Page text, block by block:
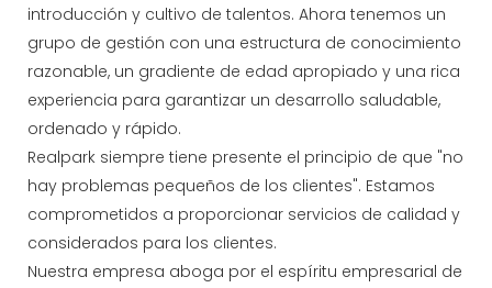
introducción y cultivo de talentos. Ahora tenemos un
grupo de gestión con una estructura de conocimiento
razonable, un gradiente de edad apropiado y una rica
experiencia para garantizar un desarrollo saludable,
ordenado y rápido.
Realpark siempre tiene presente el principio de que "no
hay problemas pequeños de los clientes". Estamos
comprometidos a proporcionar servicios de calidad y
considerados para los clientes.
Nuestra empresa aboga por el espíritu empresarial de